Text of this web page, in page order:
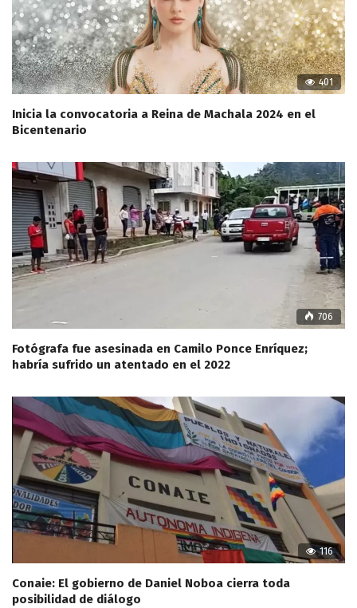
401
Inicia la convocatoria a Reina de Machala 2024 en el
Bicentenario
706
Fotógrafa fue asesinada en Camilo Ponce Enríquez;
habría sufrido un atentado en el 2022
116
Conaie: El gobierno de Daniel Noboa cierra toda
posibilidad de diálogo